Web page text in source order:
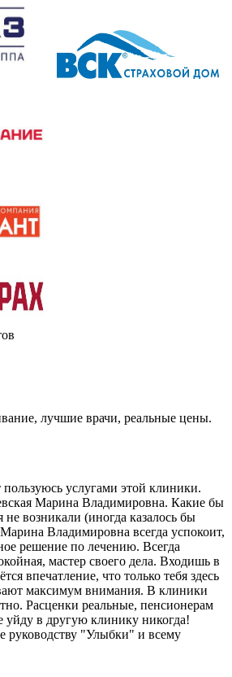
лучшие врачи, реальные цены.
пользуюсь услугами этой клиники.
Марина Владимировна. Какие бы
возникали (иногда казалось бы
Владимировна всегда успокоит,
решение по лечению. Всегда
мастер своего дела. Входишь в
впечатление, что только тебя здесь
максимум внимания. В клиники
Расценки реальные, пенсионерам
уйду в другую клинику никогда!
руководству "Улыбки" и всему